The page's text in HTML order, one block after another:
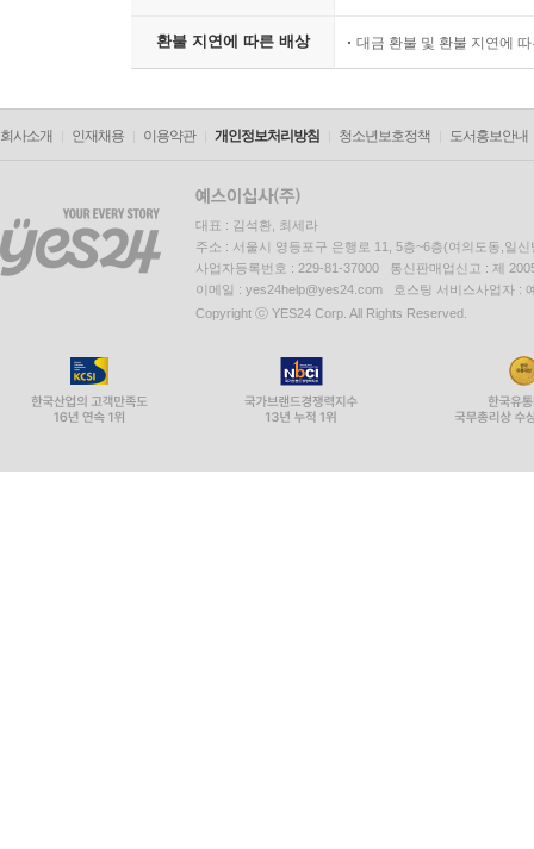
환불 지연에 따른 배상 대금 환불 및 환불 지연에
회사소개 인재채용 이용약관 개인정보처리방침 청소년보호정책 도서홍보안내
대표 : 김석환, 최세라
주소 : 서울시 영등포구 은행로 11, 5층~6층(여의도동,일신
사업자등록번호 : 229-81-37000 통신판매업신고 : 제
이메일 : yes24help@yes24.com 호스팅 서비스사업자 :
Copyright ⓒ YES24 Corp. All Rights Reserved.